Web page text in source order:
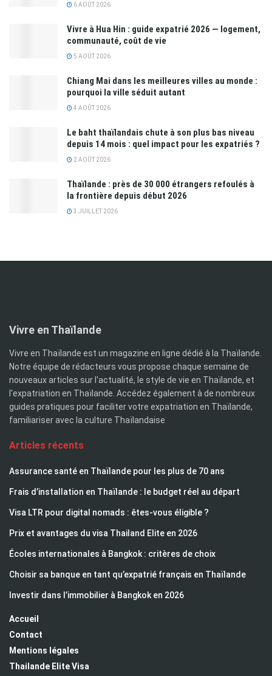
6 AOÛT 2026
Vivre à Hua Hin : guide expatrié 2026 — logement,
communauté, coût de vie
5 AOÛT 2026
Chiang Mai dans les meilleures villes au monde :
pourquoi la ville séduit autant
4 AOÛT 2026
Le baht thaïlandais chute à son plus bas niveau
depuis 14 mois : quel impact pour les expatriés ?
2 AOÛT 2026
Thaïlande : près de 30 000 étrangers refoulés à
la frontière depuis début 2026
3 JUILLET 2026
Vivre en Thaïlande
Vivre en Thaïlande est un magazine en ligne dédié à la Thaïlande.
Notre équipe de rédacteurs vous propose chaque semaine de
nouveaux articles sur l'actualité, le style de vie en Thaïlande, et
l'expatriation en Thaïlande. Accédez également à de nombreux
guides pratiques pour faciliter votre expatriation en Thaïlande,
familiariser avec la culture Thaïlandaise
Articles récents
Assurance santé en Thaïlande pour les plus de 70 ans
Frais d’installation en Thaïlande : le budget réel au départ
Visa LTR pour digital nomads : êtes-vous éligible ?
Prix et avantages du visa Thailand Elite en 2026
Écoles internationales à Bangkok : critères de choix
Choisir sa banque en tant qu’expatrié français en Thaïlande
Investir dans l’immobilier à Bangkok en 2026
Accueil
Contact
Mentions légales
Thailande Elite Visa